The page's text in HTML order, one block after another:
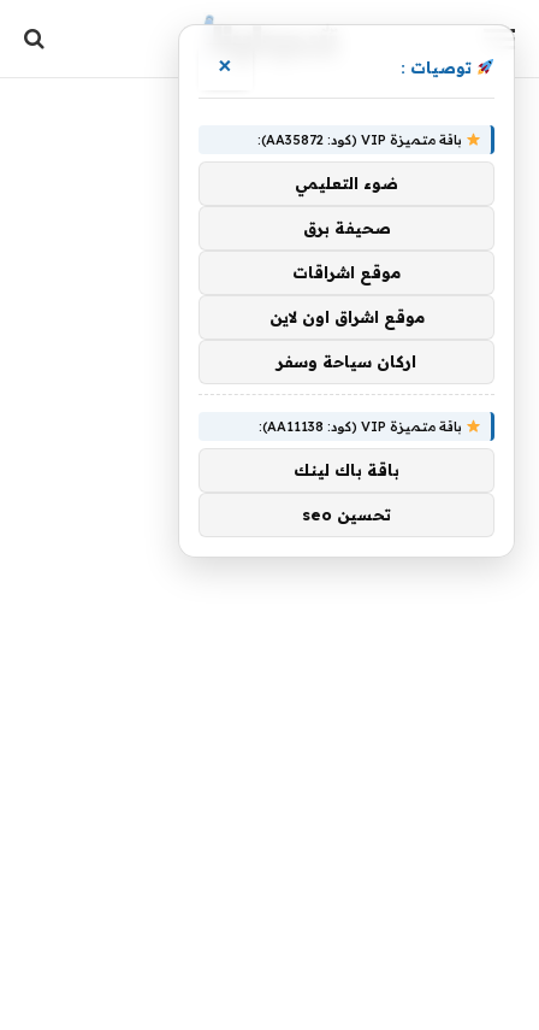
توصيات : ×
باقة متميزة VIP (كود: AA35872):
ضوء التعليمي
صحيفة برق
موقع اشراقات
موقع اشراق اون لاين
اركان سياحة وسفر
باقة متميزة VIP (كود: AA11138):
باقة باك لينك
تحسين seo